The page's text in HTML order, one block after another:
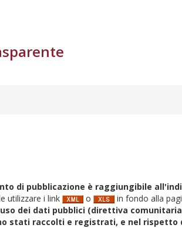
di pubblicazione è raggiungibile
utilizzare i link
o in fondo alla
dei dati pubblici (direttiva
stati raccolti e registrati, e nel